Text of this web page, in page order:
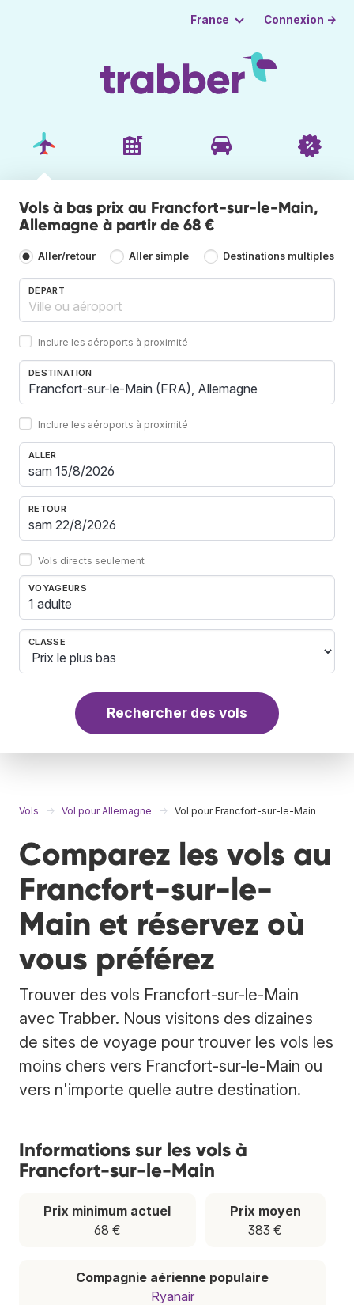
France Connexion →
Vols à bas prix au Francfort-sur-le-Main,
Allemagne à partir de 68 €
Aller/retour Aller simple Destinations multiples
DÉPART
Inclure les aéroports à proximité
DESTINATION
Inclure les aéroports à proximité
ALLER
RETOUR
Vols directs seulement
VOYAGEURS
1 adulte
CLASSE
Rechercher des vols
Vols Vol pour Allemagne Vol pour Francfort-sur-le-Main
Comparez les vols au
Francfort-sur-le-
Main et réservez où
vous préférez
Trouver des vols Francfort-sur-le-Main
avec Trabber. Nous visitons des dizaines
de sites de voyage pour trouver les vols les
moins chers vers Francfort-sur-le-Main ou
vers n'importe quelle autre destination.
Informations sur les vols à
Francfort-sur-le-Main
Prix minimum actuel
68 €
Prix moyen
383 €
Compagnie aérienne populaire
Ryanair